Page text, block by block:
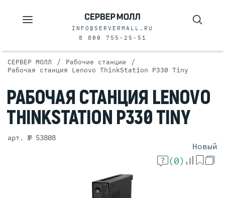
INFO@SERVERMALL.RU
8 800 755-25-51
СЕРВЕР МОЛЛ / Рабочие станции /
Рабочая станция Lenovo ThinkStation P330 Tiny
РАБОЧАЯ СТАНЦИЯ LENOVO
THINKSTATION P330 TINY
арт. № 53808
Новый
(0)